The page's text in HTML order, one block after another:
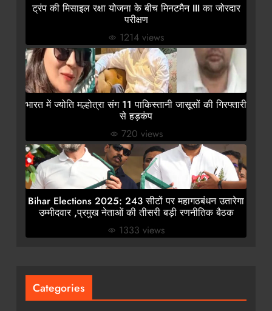
ट्रंप की मिसाइल रक्षा योजना के बीच मिनटमैन III का जोरदार
परीक्षण
1214 views
भारत में ज्योति मल्होत्रा संग 11 पाकिस्तानी जासूसों की गिरफ्तारी
से हड़कंप
720 views
Bihar Elections 2025: 243 सीटों पर महागठबंधन उतारेगा
उम्मीदवार ,प्रमुख नेताओं की तीसरी बड़ी रणनीतिक बैठक
1333 views
Categories